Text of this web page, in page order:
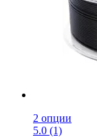
2 опции
5.0 (1)